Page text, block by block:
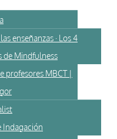
enseñanzas · Los 4
de Mindfulness
profesores MBCT |
Indagación